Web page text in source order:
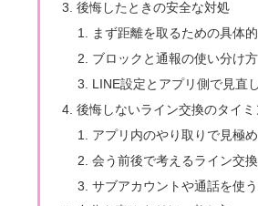
後悔したときの安全な対処
まず距離を取るための具体
ブロックと通報の使い分け方
LINE設定とアプリ側で見直
後悔しないライン交換のタイミ
アプリ内のやり取りで見極
会う前後で考えるライン交
サブアカウントや通話を使